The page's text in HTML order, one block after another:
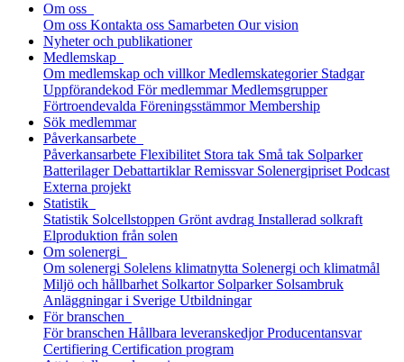
Om oss
Om oss Kontakta oss Samarbeten Our vision
Nyheter och publikationer
Medlemskap
Om medlemskap och villkor Medlemskategorier Stadgar
Uppförandekod För medlemmar Medlemsgrupper
Förtroendevalda Föreningsstämmor Membership
Sök medlemmar
Påverkansarbete
Påverkansarbete Flexibilitet Stora tak Små tak Solparker
Batterilager Debattartiklar Remissvar Solenergipriset Podcast
Externa projekt
Statistik
Statistik Solcellstoppen Grönt avdrag Installerad solkraft
Elproduktion från solen
Om solenergi
Om solenergi Solelens klimatnytta Solenergi och klimatmål
Miljö och hållbarhet Solkartor Solparker Solsambruk
Anläggningar i Sverige Utbildningar
För branschen
För branschen Hållbara leveranskedjor Producentansvar
Certifiering Certification program